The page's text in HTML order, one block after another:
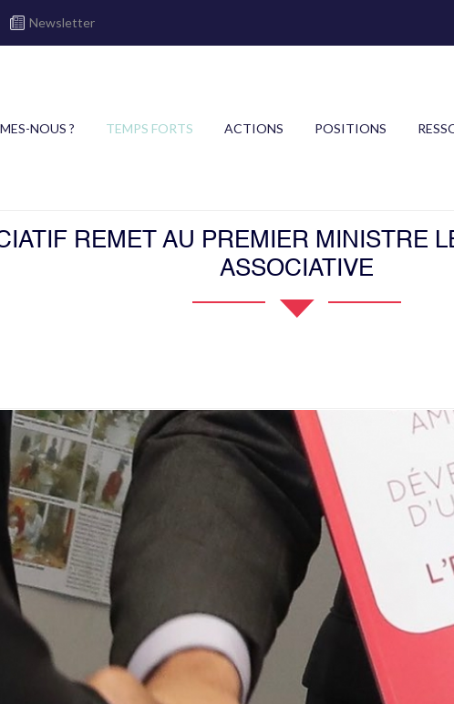
Newsletter
NOUS ? TEMPS FORTS ACTIONS POSITIONS
REMET AU PREMIER MINISTRE
ASSOCIATIVE